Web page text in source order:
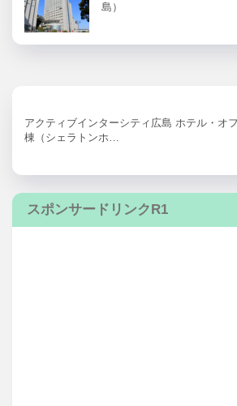
島）
アクティブインターシティ広島 ホテル・オ
棟（シェラトンホ…
スポンサードリンクR1